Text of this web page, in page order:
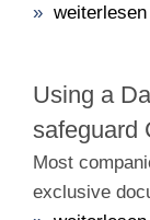
» weiterlesen
Using a
safeguard
Most
exclusive